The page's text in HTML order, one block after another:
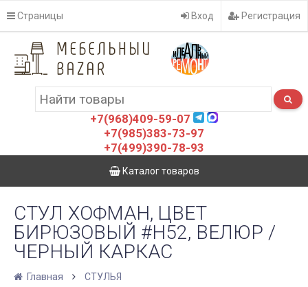
Страницы Вход Регистрация
+7(968)409-59-07
+7(985)383-73-97
+7(499)390-78-93
Каталог товаров
СТУЛ ХОФМАН, ЦВЕТ
БИРЮЗОВЫЙ #H52, ВЕЛЮР /
ЧЕРНЫЙ КАРКАС
Главная
СТУЛЬЯ